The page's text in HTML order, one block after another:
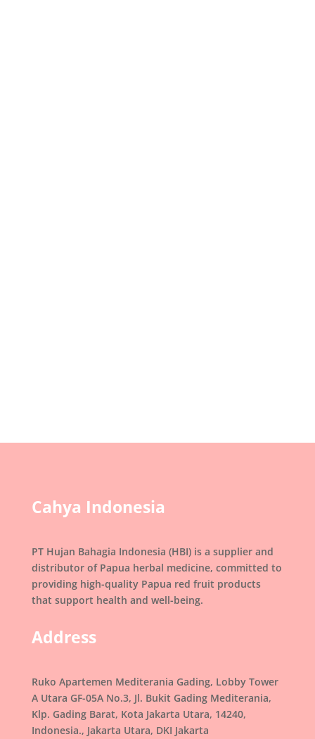
Cahya Indonesia
PT Hujan Bahagia Indonesia (HBI) is a supplier and
distributor of Papua herbal medicine, committed to
providing high-quality Papua red fruit products
that support health and well-being.
Address
Ruko Apartemen Mediterania Gading, Lobby Tower
A Utara GF-05A No.3, Jl. Bukit Gading Mediterania,
Klp. Gading Barat, Kota Jakarta Utara, 14240,
Indonesia., Jakarta Utara, DKI Jakarta